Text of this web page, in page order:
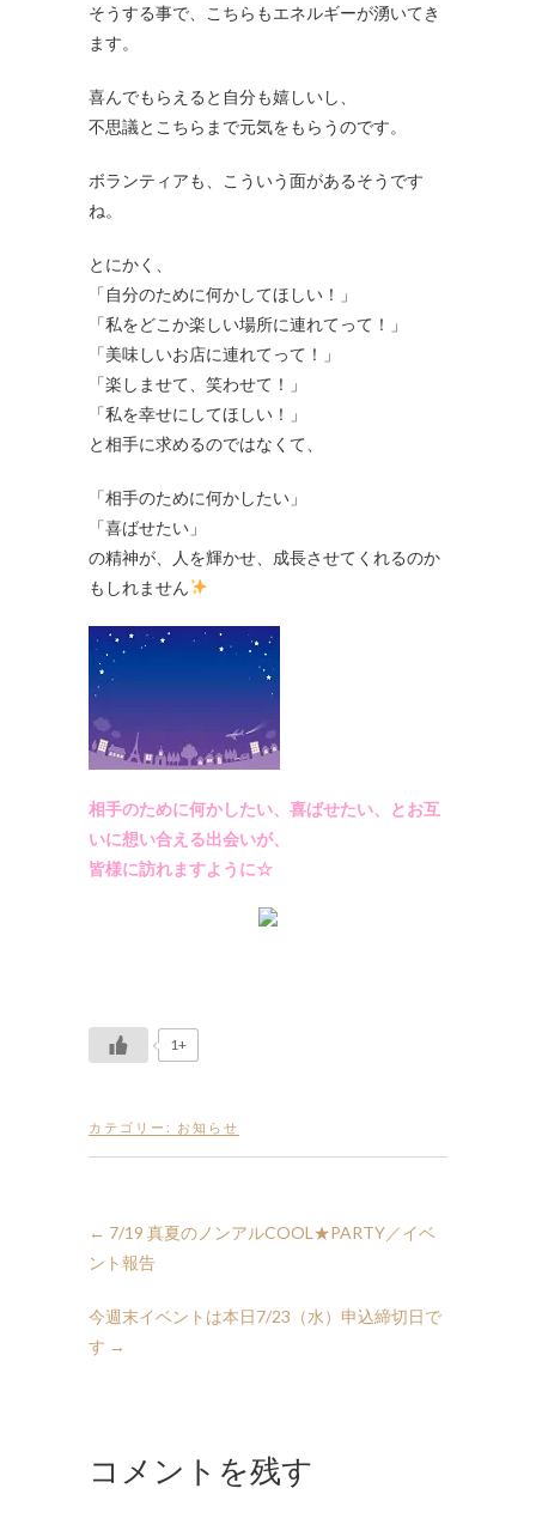
そうする事で、こちらもエネルギーが湧いてき
ます。
喜んでもらえると自分も嬉しいし、
不思議とこちらまで元気をもらうのです。
ボランティアも、こういう面があるそうです
ね。
とにかく、
「自分のために何かしてほしい！」
「私をどこか楽しい場所に連れてって！」
「美味しいお店に連れてって！」
「楽しませて、笑わせて！」
「私を幸せにしてほしい！」
と相手に求めるのではなくて、
「相手のために何かしたい」
「喜ばせたい」
の精神が、人を輝かせ、成長させてくれるのか
もしれません
相手のために何かしたい、喜ばせたい、とお互
いに想い合える出会いが、
皆様に訪れますように☆
1+
カテゴリー: お知らせ
← 7/19 真夏のノンアルCOOL★PARTY／イベ
ント報告
今週末イベントは本日7/23（水）申込締切日で
す →
コメントを残す